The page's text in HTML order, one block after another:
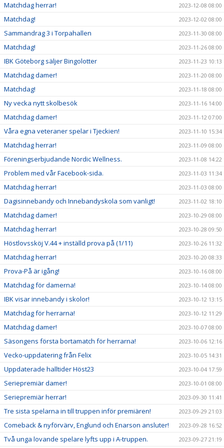
Matchdag herrar! 2023-12-08 08:00
Matchdag! 2023-12-02 08:00
Sammandrag 3 i Torpahallen 2023-11-30 08:00
Matchdag! 2023-11-26 08:00
IBK Göteborg säljer Bingolotter 2023-11-23 10:13
Matchdag damer! 2023-11-20 08:00
Matchdag! 2023-11-18 08:00
Ny vecka nytt skolbesök 2023-11-16 14:00
Matchdag damer! 2023-11-12 07:00
Våra egna veteraner spelar i Tjeckien! 2023-11-10 15:34
Matchdag herrar! 2023-11-09 08:00
Föreningserbjudande Nordic Wellness. 2023-11-08 14:22
Problem med vår Facebook-sida. 2023-11-03 11:34
Matchdag herrar! 2023-11-03 08:00
Dagisinnebandy och Innebandyskola som vanligt! 2023-11-02 18:10
Matchdag damer! 2023-10-29 08:00
Matchdag herrar! 2023-10-28 09:50
Höstlovssköj V.44 + inställd prova på (1/11) 2023-10-26 11:32
Matchdag herrar! 2023-10-20 08:33
Prova-På är igång! 2023-10-16 08:00
Matchdag för damerna! 2023-10-14 08:00
IBK visar innebandy i skolor! 2023-10-12 13:15
Matchdag för herrarna! 2023-10-12 11:29
Matchdag damer! 2023-10-07 08:00
Säsongens första bortamatch för herrarna! 2023-10-06 12:16
Vecko-uppdatering från Felix 2023-10-05 14:31
Uppdaterade halltider Höst23 2023-10-04 17:59
Seriepremiär damer! 2023-10-01 08:00
Seriepremiär herrar! 2023-09-30 11:41
Tre sista spelarna in till truppen inför premiären! 2023-09-29 21:03
Comeback & nyförvärv, Englund och Enarson ansluter! 2023-09-28 16:52
Två unga lovande spelare lyfts upp i A-truppen. 2023-09-27 21:19